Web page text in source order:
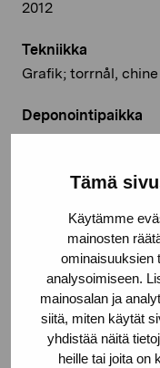
Tämä
Käytämme
mainosten
ominaisuuksien
analysoimiseen.
mainosalan ja
siitä, miten käytät
yhdistää näitä
heille tai joita on
2012
Tekniikka
Grafik; torrnål,
Deponointipaikka
Kvarteret Victoria,
© Kuvasto 2026
Jaa:
Facebook
Linkedin